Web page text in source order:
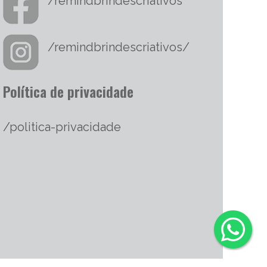
/remindbrindescriativos/
Política de privacidade
/politica-privacidade